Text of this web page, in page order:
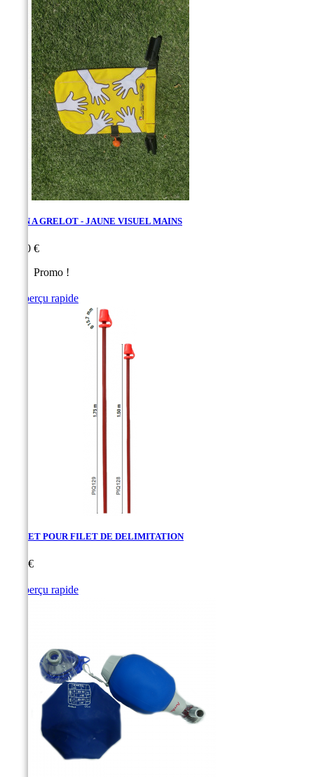
MAIN A GRELOT - JAUNE VISUEL MAINS
32,00 €
Promo !
Aperçu rapide
PIQUET POUR FILET DE DELIMITATION
6,10 €
Aperçu rapide